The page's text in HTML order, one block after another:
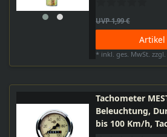
UVP 1,99 €
* inkl. ges. MwSt.
Tachometer
Beleuchtung,
bis 100 Km/h,